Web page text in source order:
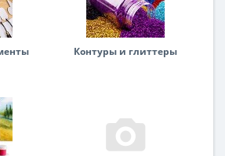
Контуры и глиттеры